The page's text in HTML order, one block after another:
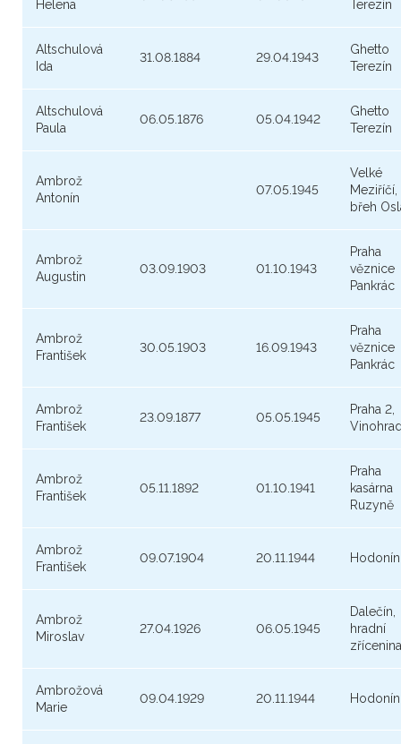
Helena Terezín
Altschulová
Ida
31.08.1884 29.04.1943
Ghetto
Terezín
Altschulová
Paula
06.05.1876 05.04.1942
Ghetto
Terezín
Ambrož
Antonín
07.05.1945
Velké
Meziříčí,
břeh
Ambrož
Augustin
03.09.1903 01.10.1943
Praha
věznice
Pankrác
Ambrož
František
30.05.1903 16.09.1943
Praha
věznice
Pankrác
Ambrož
František
23.09.1877 05.05.1945
Praha 2,
Ambrož
František
05.11.1892 01.10.1941
Praha
kasárna
Ruzyně
Ambrož
František
09.07.1904 20.11.1944 Hodonín
Ambrož
Miroslav
27.04.1926 06.05.1945
Dalečín,
hradní
zřícenina
Ambrožová
Marie
09.04.1929 20.11.1944 Hodonín